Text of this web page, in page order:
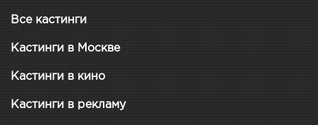
Все кастинги
Кастинги в Москве
Кастинги в кино
Кастинги в рекламу